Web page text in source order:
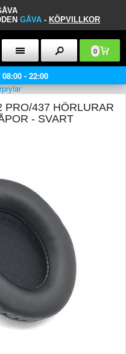
GÅVA - KÖPVILLKOR
0
- 22:00
PRO/437 HÖRLURAR
- SVART